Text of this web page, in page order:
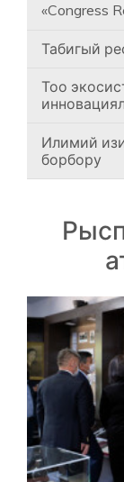
«Congress
Табигый
Тоо
Илимий
борбору